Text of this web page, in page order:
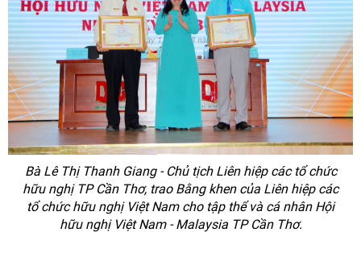
Bà Lê Thị Thanh Giang - Chủ tịch Liên hiệp các tổ chức
hữu nghị TP Cần Thơ, trao Bằng khen của Liên hiệp các
tổ chức hữu nghị Việt Nam cho tập thể và cá nhân Hội
hữu nghị Việt Nam - Malaysia TP Cần Thơ.